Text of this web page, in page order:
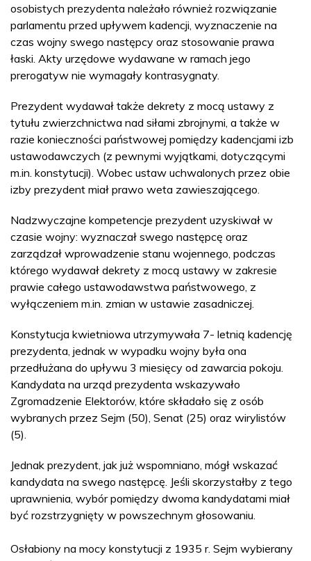
osobistych prezydenta należało również rozwiązanie
parlamentu przed upływem kadencji, wyznaczenie na
czas wojny swego następcy oraz stosowanie prawa
łaski. Akty urzędowe wydawane w ramach jego
prerogatyw nie wymagały kontrasygnaty.
Prezydent wydawał także dekrety z mocą ustawy z
tytułu zwierzchnictwa nad siłami zbrojnymi, a także w
razie konieczności państwowej pomiędzy kadencjami izb
ustawodawczych (z pewnymi wyjątkami, dotyczącymi
m.in. konstytucji). Wobec ustaw uchwalonych przez obie
izby prezydent miał prawo weta zawieszającego.
Nadzwyczajne kompetencje prezydent uzyskiwał w
czasie wojny: wyznaczał swego następcę oraz
zarządzał wprowadzenie stanu wojennego, podczas
którego wydawał dekrety z mocą ustawy w zakresie
prawie całego ustawodawstwa państwowego, z
wyłączeniem m.in. zmian w ustawie zasadniczej.
Konstytucja kwietniowa utrzymywała 7- letnią kadencję
prezydenta, jednak w wypadku wojny była ona
przedłużana do upływu 3 miesięcy od zawarcia pokoju.
Kandydata na urząd prezydenta wskazywało
Zgromadzenie Elektorów, które składało się z osób
wybranych przez Sejm (50), Senat (25) oraz wirylistów
(5).
Jednak prezydent, jak już wspomniano, mógł wskazać
kandydata na swego następcę. Jeśli skorzystałby z tego
uprawnienia, wybór pomiędzy dwoma kandydatami miał
być rozstrzygnięty w powszechnym głosowaniu.
Osłabiony na mocy konstytucji z 1935 r. Sejm wybierany